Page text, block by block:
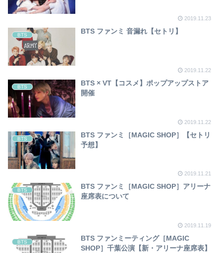
2019.11.23
BTS BTS ファンミ 音漏れ【セトリ】
2019.11.22
BTS
BTS × VT【コスメ】ポップアップストア
開催
2019.11.22
BTS
BTS ファンミ［MAGIC SHOP］【セトリ
予想】
2019.11.21
BTS
BTS ファンミ［MAGIC SHOP］アリーナ
座席表について
2019.11.19
BTS
BTS ファンミーティング［MAGIC
SHOP］千葉公演【新・アリーナ座席表】